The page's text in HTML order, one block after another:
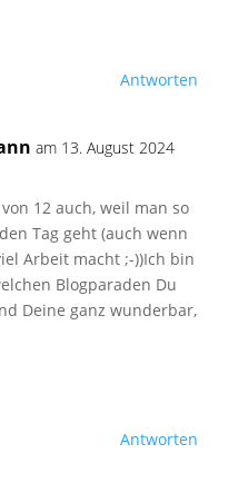
Antworten
am 13. August 2024
12 auch, weil man so
Tag geht (auch wenn
Arbeit macht ;-))Ich bin
Blogparaden Du
Deine ganz wunderbar,
Antworten